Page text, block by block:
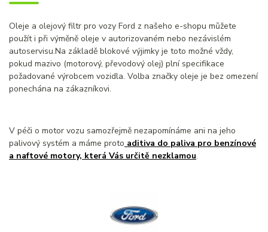
Oleje a olejový filtr pro vozy Ford z našeho e-shopu můžete
použít i při výměně oleje v autorizovaném nebo nezávislém
autoservisu.Na základě blokové výjimky je toto možné vždy,
pokud mazivo (motorový, převodový olej) plní specifikace
požadované výrobcem vozidla. Volba značky oleje je bez omezení
ponechána na zákazníkovi.
V péči o motor vozu samozřejmě nezapomínáme ani na jeho
palivový systém a máme proto aditiva do paliva pro benzínové
a naftové motory, která Vás určitě nezklamou.